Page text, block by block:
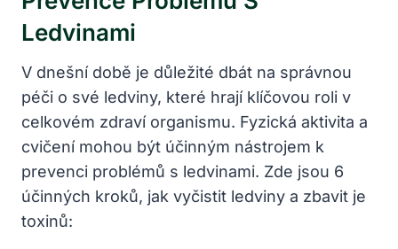
Ledvinami
V dnešní době je důležité dbát na správnou
péči o​ své ledviny, které hrají klíčovou roli v
celkovém zdraví organismu. Fyzická‍ aktivita a‍
cvičení‍ mohou být účinným nástrojem k⁣
prevenci problémů s ledvinami. ⁣Zde jsou 6
účinných ‍kroků, jak vyčistit ledviny a zbavit je⁣
toxinů: